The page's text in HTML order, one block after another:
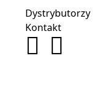
Dystrybutorzy
Kontakt